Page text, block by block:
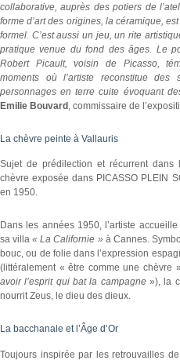
collaborative, auprès des potiers de
forme d’art des origines, la céramique,
formel. C’est aussi un jeu, un rite
pratique venue du fond des âges. Le
Robert Picault, voisin de Picasso,
moments où l’artiste reconstitue
personnages en terre cuite évoquant
Emilie Bouvard , commissaire de
La chèvre peinte à Vallauris
Sujet de prédilection et récurrent dans
chèvre exposée dans PICASSO PLEIN
en 1950.
Dans les années 1950, l’artiste
sa villa« La Californie » à Cannes.
bouc, ou de folie dans l’expression
(littéralement « être comme une chèvre
avoir l’esprit qui bat la campagne»), la
nourrit Zeus, le dieu des dieux.
La bacchanale et l’Âge d’Or
Toujours inspirée par les retrouvailles